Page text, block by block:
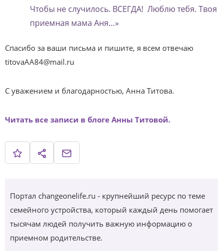
Чтобы не случилось. ВСЕГДА! Люблю тебя. Твоя
приемная мама Аня…»
Спасибо за ваши письма и пишите, я всем отвечаю
titovaAA84@mail.ru
С уважением и благодарностью, Анна Титова.
Читать все записи в блоге Анны Титовой.
Портал changeonelife.ru - крупнейший ресурс по теме
семейного устройства, который каждый день помогает
тысячам людей получить важную информацию о
приемном родительстве.